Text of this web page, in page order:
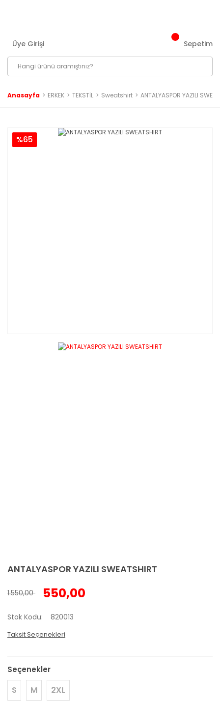
Üye Girişi Sepetim
Anasayfa ERKEK TEKSTİL Sweatshirt ANTALYASPOR YAZILI
%65
ANTALYASPOR YAZILI SWEATSHIRT
1.550,00 550,00
Stok Kodu 820013
Taksit Seçenekleri
Seçenekler
S M 2XL